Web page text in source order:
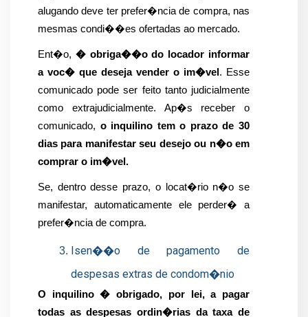
alugando deve ter prefer�ncia de compra, nas
mesmas condi��es ofertadas ao mercado.
Ent�o, � obriga��o do locador informar
a voc� que deseja vender o im�vel . Esse
comunicado pode ser feito tanto judicialmente
como extrajudicialmente. Ap�s receber o
comunicado, o inquilino tem o prazo de 30
dias para manifestar seu desejo ou n�o em
comprar o im�vel.
Se, dentro desse prazo, o locat�rio n�o se
manifestar, automaticamente ele perder� a
prefer�ncia de compra.
Isen��o de pagamento de
despesas extras de condom�nio
O inquilino � obrigado, por lei, a pagar
todas as despesas ordin�rias da taxa de